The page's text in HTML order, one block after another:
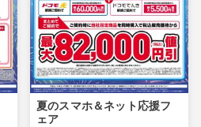
夏のスマホ＆ネット応援フ
ェア